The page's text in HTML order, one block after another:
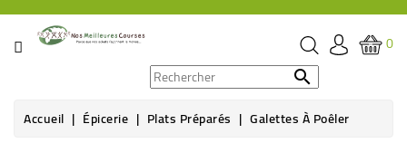
CATÉGORIE
ÉPICERIE
0

Accueil Épicerie Plats Préparés Galettes À Poêler